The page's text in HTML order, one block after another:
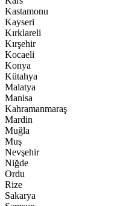
Kastamonu
Kayseri
Kırklareli
Kırşehir
Kocaeli
Konya
Kütahya
Malatya
Manisa
Kahramanmaraş
Mardin
Muğla
Muş
Nevşehir
Niğde
Ordu
Rize
Sakarya